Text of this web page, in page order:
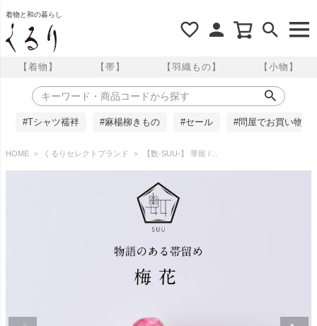
着物と和の暮らし
【着物】 【帯】 【羽織もの】 【小物】
#Tシャツ襦袢 #麻楊柳きもの #セール #問屋でお買い物
HOME くるりセレクトブランド 【数-SUU-】 帯留 /梅花